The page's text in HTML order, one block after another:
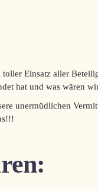
toller Einsatz aller
hat und was wären
unermüdlichen